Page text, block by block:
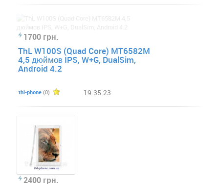
1700 грн.
ThL W100S (Quad Core) MT6582M
4,5 дюймов IPS, W+G, DualSim,
Android 4.2
thl-phone (0) 19:35:23
2400 грн.